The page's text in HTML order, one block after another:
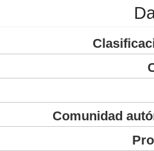
Comunidad